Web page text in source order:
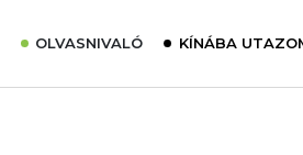
OLVASNIVALÓ KÍNÁBA